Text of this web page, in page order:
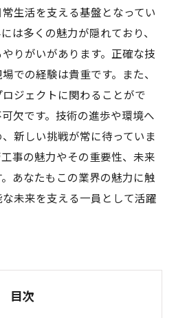
生活を支える基盤となってい
は多くの魅力が隠れており、
りがいがあります。正確な技
での経験は貴重です。また、
ジェクトに関わることがで
欠です。技術の進歩や環境へ
新しい挑戦が常に待っていま
事の魅力やその重要性、未来
あなたもこの業界の魅力に触
未来を支える一員として活躍
目次